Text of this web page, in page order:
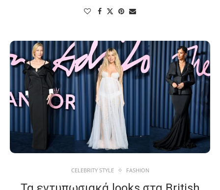
CELEBRITY STYLE FASHION